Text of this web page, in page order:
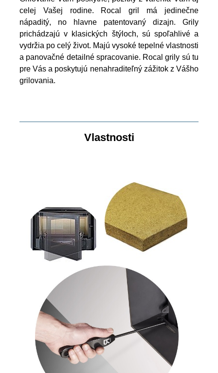
celej Vašej rodine. Rocal gril má jedinečne
nápaditý, no hlavne patentovaný dizajn. Grily
prichádzajú v klasických štýloch, sú spoľahlivé a
vydržia po celý život. Majú vysoké tepelné vlastnosti
a panovačné detailné spracovanie. Rocal grily sú tu
pre Vás a poskytujú nenahraditeľný zážitok z Vášho
grilovania.
Vlastnosti